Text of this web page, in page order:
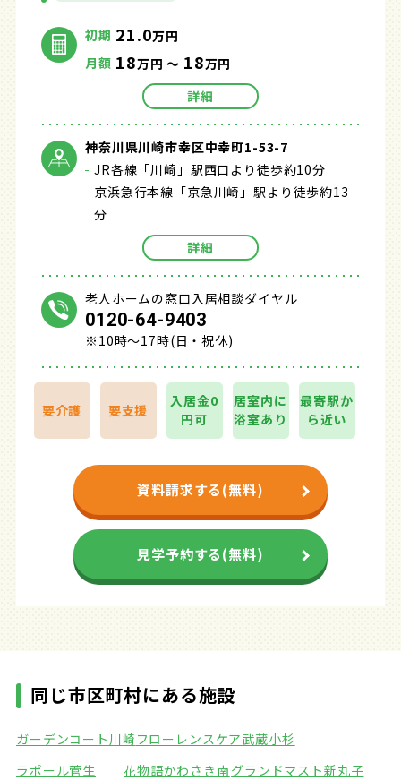
初期 21.0万円
月額 18万円 ～ 18万円
詳細
神奈川県川崎市幸区中幸町1-53-7
JR各線「川崎」駅西口より徒歩約10分
京浜急行本線「京急川崎」駅より徒歩約13
分
詳細
老人ホームの窓口入居相談ダイヤル
0120-64-9403
※10時～17時(日・祝休)
要介護 要支援
入居金0
円可
居室内に
浴室あり
最寄駅か
ら近い
資料請求する(無料)
見学予約する(無料)
同じ市区町村にある施設
ガーデンコート川崎 フローレンスケア武蔵小杉
ラポール菅生
花物語かわさき南グランドマスト新丸子